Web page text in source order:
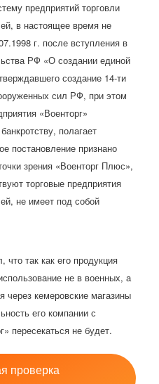
предприятий торговли
в настоящее время не
г. после вступления в
РФ «О создании единой
создание 14-ти
сил РФ, при этом
«Военторг»
полагает
постановление признано
зрения «Военторг Плюс»,
торговые предприятия
не имеет под собой
что так как его продукция
не в военных, а
через кемеровские магазины
его компании с
пересекаться не будет.
проверка